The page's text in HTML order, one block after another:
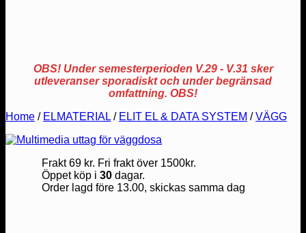
OBS! Under semesterperioden V.29 - V.31 sker
utleveranser sporadiskt och under begränsad
omfattning. OBS!
Home / ELMATERIAL / ELIT EL & DATA SYSTEM / VÄGG
Frakt 69 kr. Fri frakt över 1500kr.
Öppet köp i 30dagar.
Order lagd före 13.00, skickas samma dag